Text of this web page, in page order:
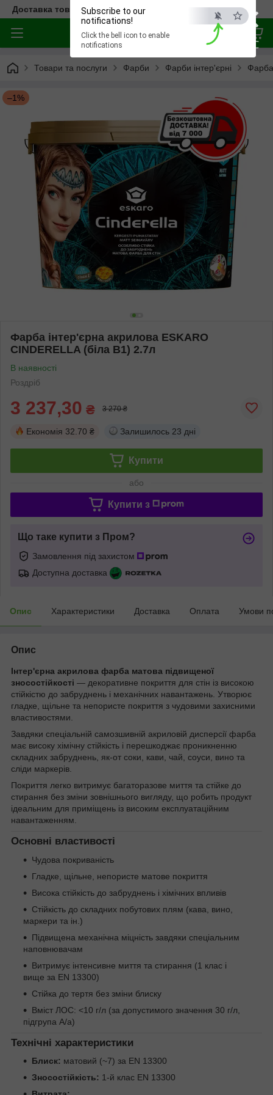
×
ESC
Subscribe to our
notifications!
Click the bell icon to enable
notifications
Доставка товара по всей Украине
Товари та послуги Фарби Фарби інтер'єрні
–1%
Фарба інтер'єрна акрилова ESKARO
CINDERELLA (біла В1) 2.7л
В наявності
Роздріб
3 237,30 ₴ 3 270 ₴
Економія 32.70 ₴ Залишилось 23 дні
Купити
або
Купити з
Що таке купити з Пром?
Замовлення під захистом
Доступна доставка
Опис Характеристики Доставка Оплата Умови
Опис
Інтер'єрна акрилова фарба матова підвищеної
зносостійкості — декоративне покриття для стін із високою
стійкістю до забруднень і механічних навантажень. Утворює
гладке, щільне та непористе покриття з чудовими захисними
властивостями.
Завдяки спеціальній самозшивній акриловій дисперсії фарба
має високу хімічну стійкість і перешкоджає проникненню
складних забруднень, як-от соки, кави, чай, соуси, вино та
сліди маркерів.
Покриття легко витримує багаторазове миття та стійке до
стирання без зміни зовнішнього вигляду, що робить продукт
ідеальним для приміщень із високим експлуатаційним
навантаженням.
Основні властивості
Чудова покриваність
Гладке, щільне, непористе матове покриття
Висока стійкість до забруднень і хімічних впливів
Стійкість до складних побутових плям (кава, вино,
маркери та ін.)
Підвищена механічна міцність завдяки спеціальним
наповнювачам
Витримує інтенсивне миття та стирання (1 клас і
вище за EN 13300)
Стійка до тертя без зміни блиску
Вміст ЛОС: <10 г/л (за допустимого значення 30 г/л,
підгрупа A/a)
Технічні характеристики
Блиск: матовий (~7) за EN 13300
Зносостійкість: 1-й клас EN 13300